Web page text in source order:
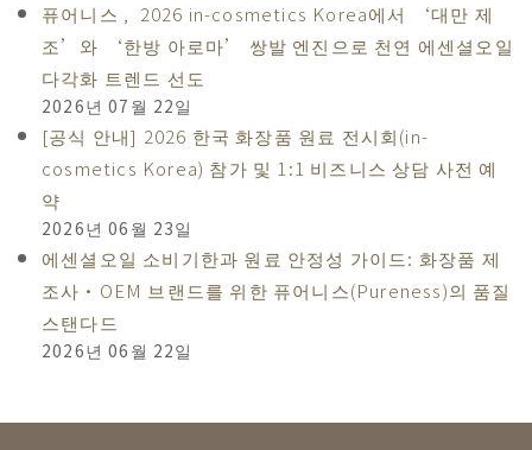
퓨어니스 , 2026 in-cosmetics Korea에서 ‘대만 제
조’와 ‘한방 아로마’ 쌍발 엔진으로 천연 에센셜오일
다각화 트렌드 선도
2026년 07월 22일
[공식 안내] 2026 한국 화장품 원료 전시회(in-
cosmetics Korea) 참가 및 1:1 비즈니스 상담 사전 예
약
2026년 06월 23일
에센셜오일 소비기한과 원료 안정성 가이드: 화장품 제
조사·OEM 브랜드를 위한 퓨어니스(Pureness)의 품질
스탠다드
2026년 06월 22일